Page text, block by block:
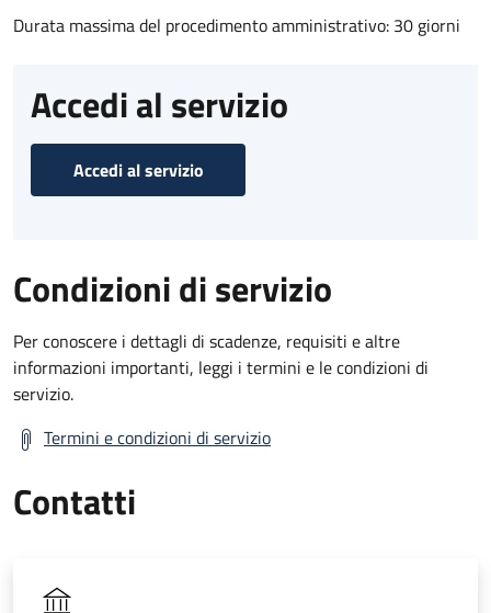
Durata massima del procedimento amministrativo: 30 giorni
Accedi al servizio
Accedi al servizio
Condizioni di servizio
Per conoscere i dettagli di scadenze, requisiti e altre
informazioni importanti, leggi i termini e le condizioni di
servizio.
Termini e condizioni di servizio
Contatti